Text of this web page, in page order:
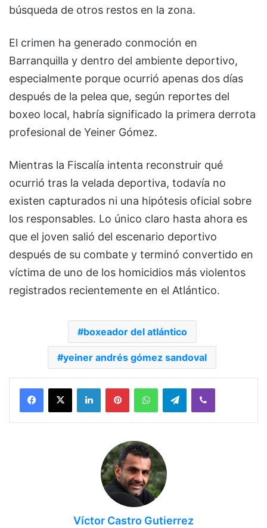
búsqueda de otros restos en la zona.
El crimen ha generado conmoción en
Barranquilla y dentro del ambiente deportivo,
especialmente porque ocurrió apenas dos días
después de la pelea que, según reportes del
boxeo local, habría significado la primera derrota
profesional de Yeiner Gómez.
Mientras la Fiscalía intenta reconstruir qué
ocurrió tras la velada deportiva, todavía no
existen capturados ni una hipótesis oficial sobre
los responsables. Lo único claro hasta ahora es
que el joven salió del escenario deportivo
después de su combate y terminó convertido en
víctima de uno de los homicidios más violentos
registrados recientemente en el Atlántico.
boxeador del atlántico
yeiner andrés gómez sandoval
Facebook
X LinkedInPinterestWhatsAppTelegramViber
Víctor Castro Gutierrez